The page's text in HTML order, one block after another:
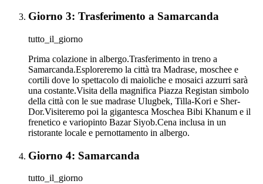
Giorno 3: Trasferimento a Samarcanda
tutto_il_giorno
Prima colazione in albergo.Trasferimento in treno a
Samarcanda.Esploreremo la città tra Madrase, moschee e
cortili dove lo spettacolo di maioliche e mosaici azzurri sarà
una costante.Visita della magnifica Piazza Registan simbolo
della città con le sue madrase Ulugbek, Tilla-Kori e Sher-
Dor.Visiteremo poi la gigantesca Moschea Bibi Khanum e il
frenetico e variopinto Bazar Siyob.Cena inclusa in un
ristorante locale e pernottamento in albergo.
Giorno 4: Samarcanda
tutto_il_giorno